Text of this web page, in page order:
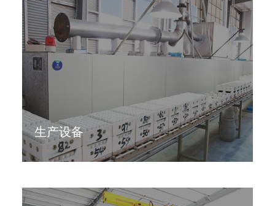
生产设备